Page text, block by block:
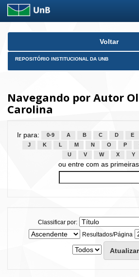
Skip
Voltar
REPOSITÓRIO INSTITUCIONAL DA UNB
Navegando por Autor
Carolina
Ir para: 0-9 A B C D E
J
K L M N O P
U
V W X Y
ou entre com as
Classificar por:
Resultados/Página